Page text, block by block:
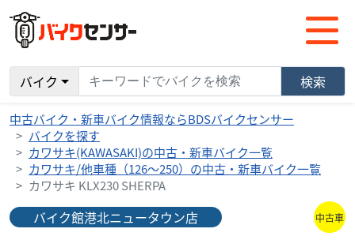
バイク 検索
中古バイク・新車バイク情報ならBDSバイクセンサー
バイクを探す
カワサキ(KAWASAKI)の中古・新車バイク一覧
カワサキ/他車種（126～250）の中古・新車バイク一覧
カワサキ KLX230 SHERPA
バイク館港北ニュータウン店 中古車